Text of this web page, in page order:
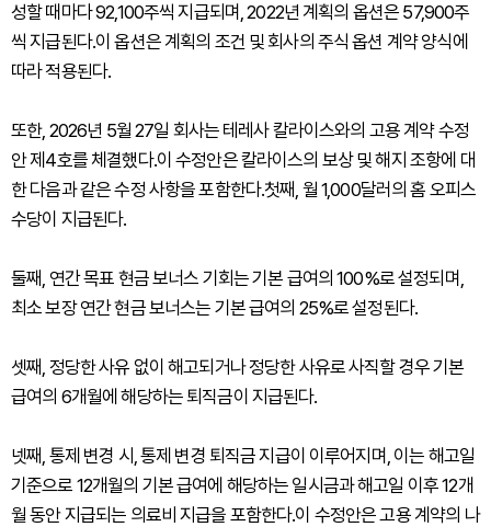
성할 때마다 92,100주씩 지급되며, 2022년 계획의 옵션은 57,900주
씩 지급된다.이 옵션은 계획의 조건 및 회사의 주식 옵션 계약 양식에
따라 적용된다.
또한, 2026년 5월 27일 회사는 테레사 칼라이스와의 고용 계약 수정
안 제4호를 체결했다.이 수정안은 칼라이스의 보상 및 해지 조항에 대
한 다음과 같은 수정 사항을 포함한다.첫째, 월 1,000달러의 홈 오피스
수당이 지급된다.
둘째, 연간 목표 현금 보너스 기회는 기본 급여의 100%로 설정되며,
최소 보장 연간 현금 보너스는 기본 급여의 25%로 설정된다.
셋째, 정당한 사유 없이 해고되거나 정당한 사유로 사직할 경우 기본
급여의 6개월에 해당하는 퇴직금이 지급된다.
넷째, 통제 변경 시, 통제 변경 퇴직금 지급이 이루어지며, 이는 해고일
기준으로 12개월의 기본 급여에 해당하는 일시금과 해고일 이후 12개
월 동안 지급되는 의료비 지급을 포함한다.이 수정안은 고용 계약의 나